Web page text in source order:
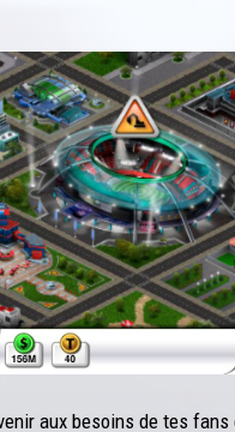
aux besoins de tes